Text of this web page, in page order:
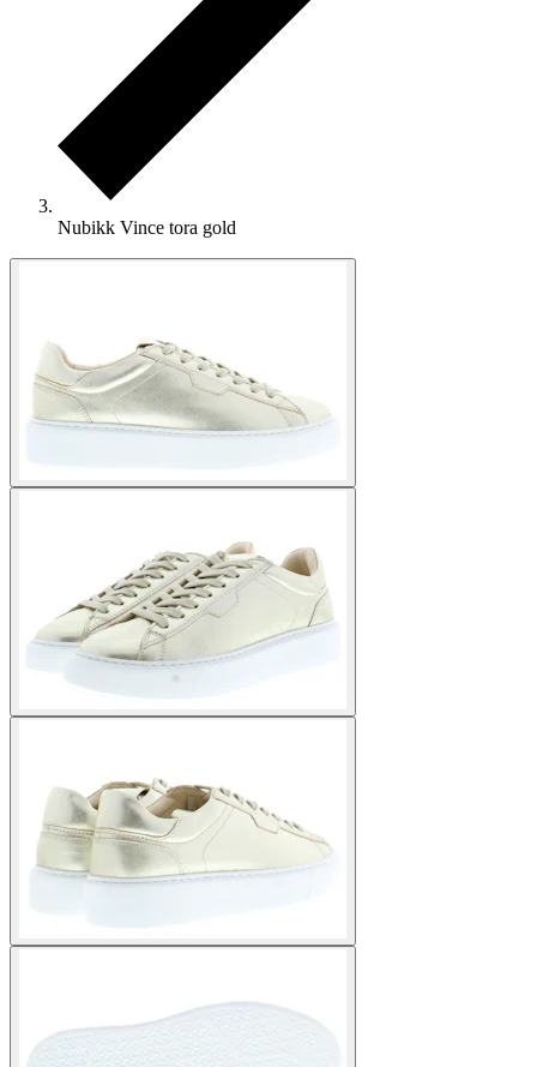
Nubikk Vince tora gold